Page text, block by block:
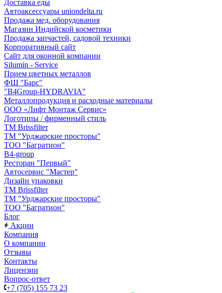
Доставка еды
Автоаксессуары uniondelta.ru
Продажа мед. оборудования
Магазин Индийской косметики
Продажа запчастей, садовой техники
Корпоративный сайт
Сайт для оконной компании
Silumin - Service
Прием цветных металлов
ФШ "Барс"
"B4Group-HYDRAVIA"
Металлопродукция и расходные материалы
OOO «Лифт Монтаж Сервис»
Логотипы / фирменный стиль
TM Brissfilter
ТМ "Урджарские просторы"
ТОО "Багратион"
B4-group
Ресторан "Первый"
Автосервис "Мастер"
Дизайн упаковки
TM Brissfilter
ТМ "Урджарские просторы"
ТОО "Багратион"
Блог
Акции
Компания
О компании
Отзывы
Контакты
Лицензии
Вопрос-ответ
+7 (705) 155 73 23